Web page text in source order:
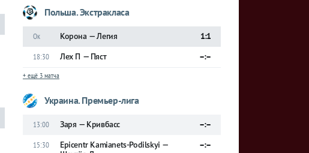
Польша. Экстракласа
Ок Корона — Легия 1:1
18:30 Лех П — Пяст –:–
+ ещё 3 матча
Украина. Премьер-лига
13:00 Заря — Кривбасс –:–
15:30
Epicentr Kamianets-Podilskyi —
–:–